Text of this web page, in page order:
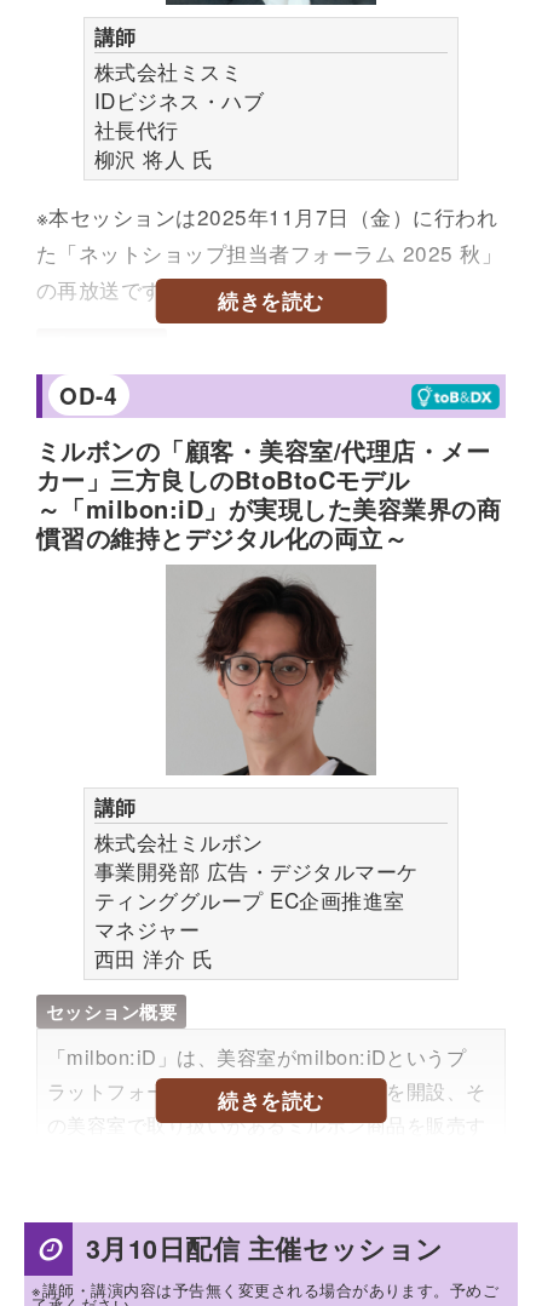
PAYマーケットで総合グランプリ、2025年度に楽
天市場で総合賞3位を獲得。
講師
株式会社ミスミ
IDビジネス・ハブ
社長代行
柳沢 将人 氏
※本セッションは2025年11月7日（金）に行われ
た「ネットショップ担当者フォーラム 2025 秋」
の再放送です。
株式会社インクスに入社後、株式会社アマダマシ
ンツールを経て2016年株式会社ミスミへ入社、ミ
スミの新規事業である「meviy」の事業開発に参
画。meviyの開発、サービス立ち上げに従事。
2018年より事業部長に就任、事業責任者として販
売・開発部門を担当。2023年より企業体執行役員
に就任、欧米事業統括としてグローバルでの事業
続きを読む
OD-4
ミルボンの「顧客・美容室/代理店・メー
カー」三方良しのBtoBtoCモデル
～「milbon:iD」が実現した美容業界の商
慣習の維持とデジタル化の両立～
講師
株式会社ミルボン
事業開発部 広告・デジタルマーケ
ティンググループ EC企画推進室
マネジャー
西田 洋介 氏
セッション概要
「milbon:iD」は、美容室がmilbon:iDというプ
ラットフォーム上にオンラインストアを開設、そ
の美容室で取り扱いがあるミルボン商品を販売す
す。ECサイト運営・物流などをすべてミルボン
が担うため、美容室は従来通り、実店舗での接客
に集中することができます。サービスリリースか
続きを読む
3月10日配信 主催セッション
※講師・講演内容は予告無く変更される場合があります。予めご